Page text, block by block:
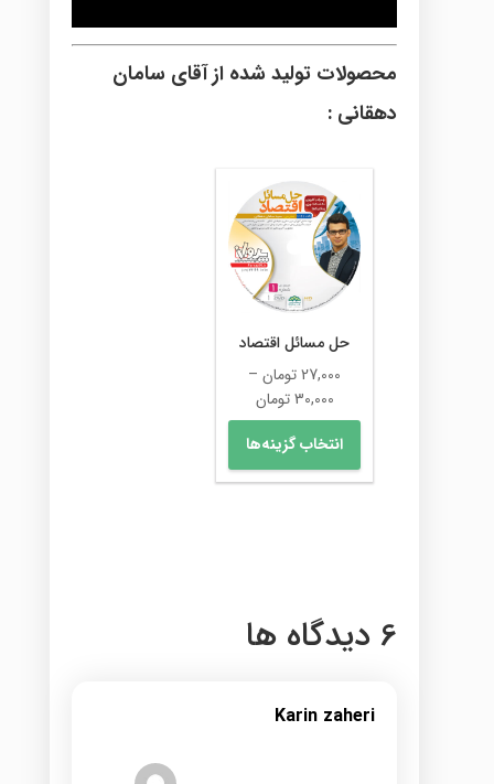
محصولات تولید شده از آقای سامان
دهقانی :
حل مسائل اقتصاد
27,000تومان –
30,000تومانمحدوده
قیمت:
تا
انتخاب گزینه‌ها
دارای
6 دیدگاه ها
Karin zaheri